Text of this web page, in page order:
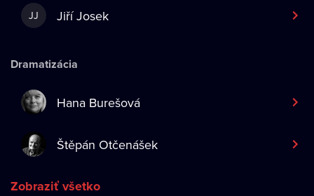
JJ Jiří Josek
Dramatizácia
Hana Burešová
Štěpán Otčenášek
Zobraziť všetko